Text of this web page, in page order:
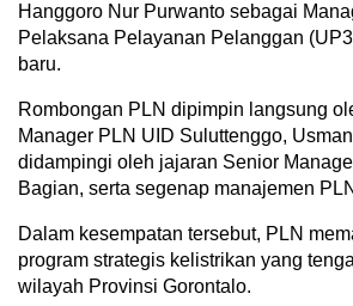
Hanggoro Nur Purwanto sebagai
Pelaksana Pelayanan Pelanggan
baru.
Rombongan PLN dipimpin langsung
Manager PLN UID Suluttenggo,
didampingi oleh jajaran Senior
Bagian, serta segenap manajemen
Dalam kesempatan tersebut, PLN
program strategis kelistrikan yang
wilayah Provinsi Gorontalo.